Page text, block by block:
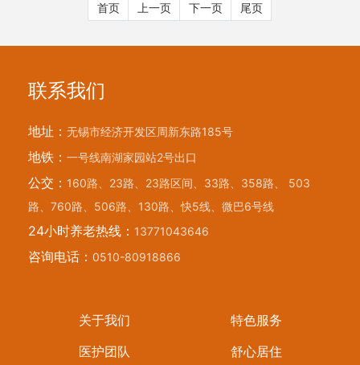
首页 上一页 下一页 尾页
联系我们
地址： 无锡市经济开发区周新东路185号
地铁： 一号线南湖家园站2号出口
公交： 160路、23路、23路区间、33路、358路、 503
路、760路、506路、130路、快5线、微巴6号线
24小时养老热线： 13771043646
咨询电话： 0510-80918866
关于我们
特色服务
医护团队
舒心居住